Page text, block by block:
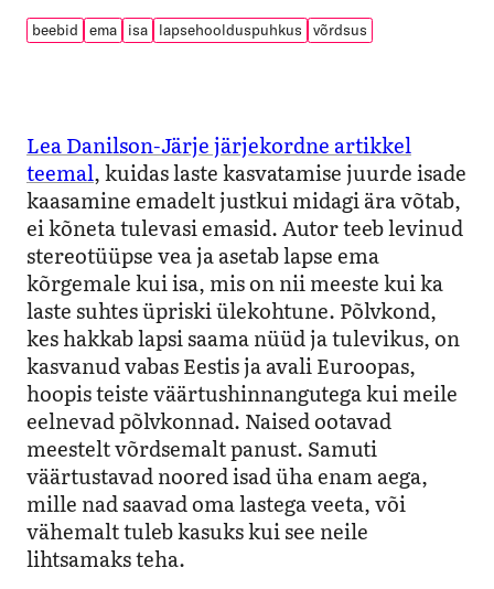
beebid ema isa lapsehoolduspuhkus võrdsus
Lea Danilson-Järje järjekordne artikkel
teemal, kuidas laste kasvatamise juurde isade
kaasamine emadelt justkui midagi ära võtab,
ei kõneta tulevasi emasid. Autor teeb levinud
stereotüüpse vea ja asetab lapse ema
kõrgemale kui isa, mis on nii meeste kui ka
laste suhtes üpriski ülekohtune. Põlvkond,
kes hakkab lapsi saama nüüd ja tulevikus, on
kasvanud vabas Eestis ja avali Euroopas,
hoopis teiste väärtushinnangutega kui meile
eelnevad põlvkonnad. Naised ootavad
meestelt võrdsemalt panust. Samuti
väärtustavad noored isad üha enam aega,
mille nad saavad oma lastega veeta, või
vähemalt tuleb kasuks kui see neile
lihtsamaks teha.